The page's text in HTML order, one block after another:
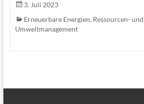
3. Juli 2023
Erneuerbare Energien, Ressourcen- und
Umweltmanagement